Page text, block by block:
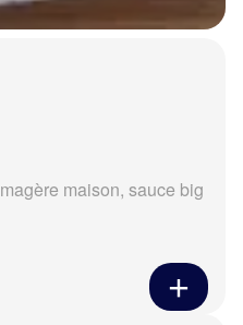
maison, sauce big